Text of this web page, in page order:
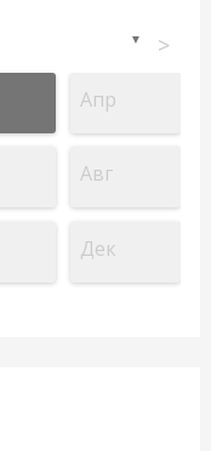
▼ >
Апр
Авг
Дек